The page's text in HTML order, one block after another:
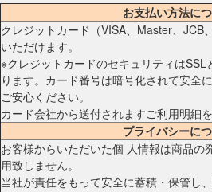
お支払い方法に
クレジットカード（VISA、Master、JCB
いただけます。
※クレジットカードのセキュリティは
ります。カード番号は暗号化されて安全
ご安心ください。
カード会社から送付されますご利用明細を
プライバシーに
お客様からいただいた個 人情報は商品の
用致しません。
当社が責任をもって安全に蓄積・保管し